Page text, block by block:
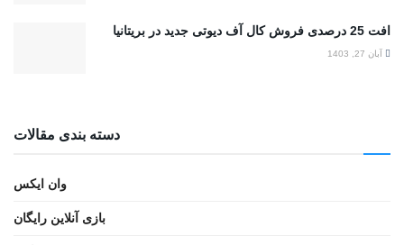
افت 25 درصدی فروش کال آف دیوتی جدید در بریتانیا
آبان 27, 1403
دسته بندی مقالات
وان ایکس
بازی آنلاین رایگان